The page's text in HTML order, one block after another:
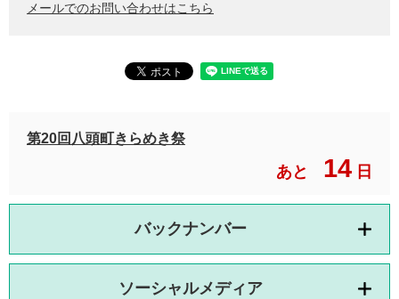
メールでのお問い合わせはこちら
第20回八頭町きらめき祭
あと 14 日
バックナンバー
ソーシャルメディア